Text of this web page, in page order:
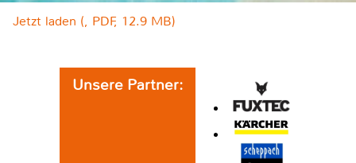
Jetzt laden (, PDF, 12.9 MB)
Unsere Partner: